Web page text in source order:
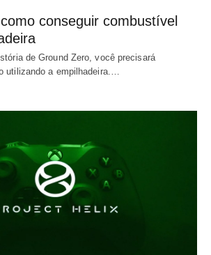
conseguir combustível
de Ground Zero, você precisará
utilizando a empilhadeira.…